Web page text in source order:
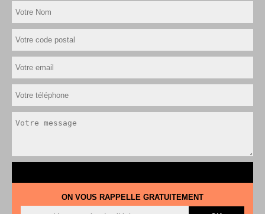
ON VOUS RAPPELLE GRATUITEMENT